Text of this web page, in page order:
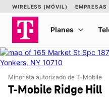
Minorista autorizado de T-Mobile
T-Mobile Ridge Hill